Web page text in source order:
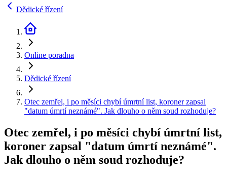
Dědické řízení
Online poradna
Dědické řízení
Otec zemřel, i po měsíci chybí úmrtní list, koroner zapsal
"datum úmrtí neznámé". Jak dlouho o něm soud rozhoduje?
Otec zemřel, i po měsíci chybí úmrtní list,
koroner zapsal "datum úmrtí neznámé".
Jak dlouho o něm soud rozhoduje?